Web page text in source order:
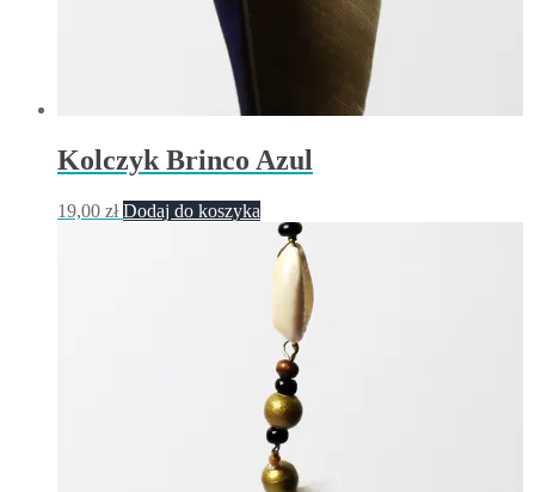
Kolczyk Brinco Azul
19,00 zł Dodaj do koszyka